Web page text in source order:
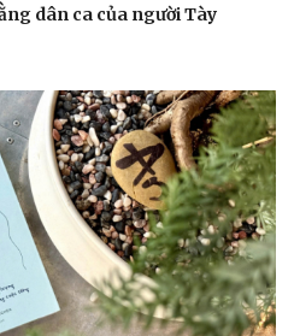
dân ca của người Tày